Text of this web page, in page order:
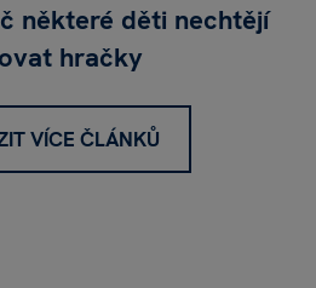
některé děti nechtějí
hračky
VÍCE ČLÁNKŮ